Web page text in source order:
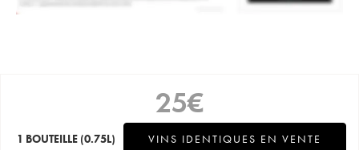
25€
1 BOUTEILLE (0.75L) VINS IDENTIQUES EN VENTE